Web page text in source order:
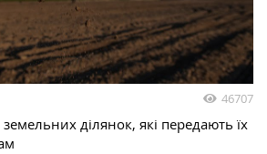
46707
ділянок, які передають їх